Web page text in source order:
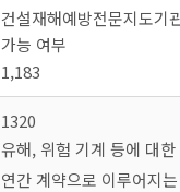
건설재해예방전문지도기
가능 여부
1,183
1320
유해, 위험 기계 등에 대한
연간 계약으로 이루어지